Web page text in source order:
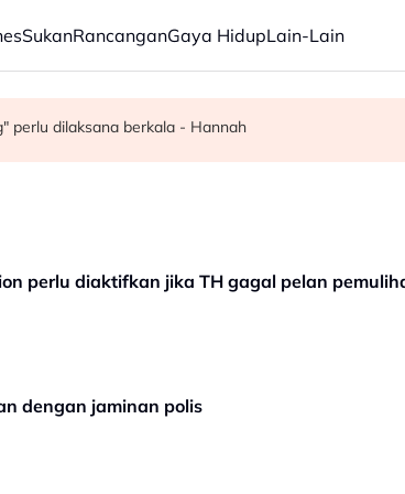
SukanRancanganGaya HidupLain-Lain
rasuah kepada pegawai jas
Kuala Lumpur
perlu dilaksana berkala - Hannah
perlu diaktifkan jika TH gagal pelan
dengan jaminan polis